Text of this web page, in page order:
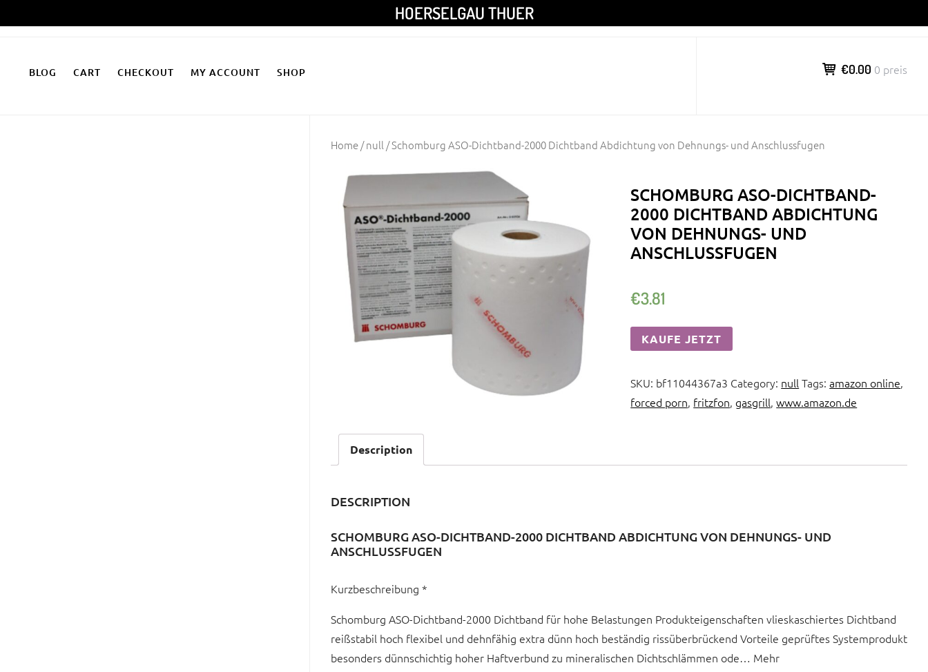
Inhalt
HOERSELGAU THUER
BLOG CART CHECKOUT MY ACCOUNT SHOP €0.00 0 preis
Home/null / Schomburg ASO-Dichtband-2000 Dichtband Abdichtung von Dehnungs- und Anschlussfugen
SCHOMBURG ASO-DICHTBAND-
2000 DICHTBAND ABDICHTUNG
VON DEHNUNGS- UND
ANSCHLUSSFUGEN
€3.81
KAUFE JETZT
SKU: bf11044367a3 Category: nullTags:amazon online,
forced porn, fritzfon, gasgrill,www.amazon.de
Description
DESCRIPTION
SCHOMBURG ASO-DICHTBAND-2000 DICHTBAND ABDICHTUNG VON DEHNUNGS- UND
ANSCHLUSSFUGEN
Kurzbeschreibung *
Schomburg ASO-Dichtband-2000 Dichtband für hohe Belastungen Produkteigenschaften vlieskaschiertes Dichtband
reißstabil hoch flexibel und dehnfähig extra dünn hoch beständig rissüberbrückend Vorteile geprüftes Systemprodukt
besonders dünnschichtig hoher Haftverbund zu mineralischen Dichtschlämmen ode… Mehr